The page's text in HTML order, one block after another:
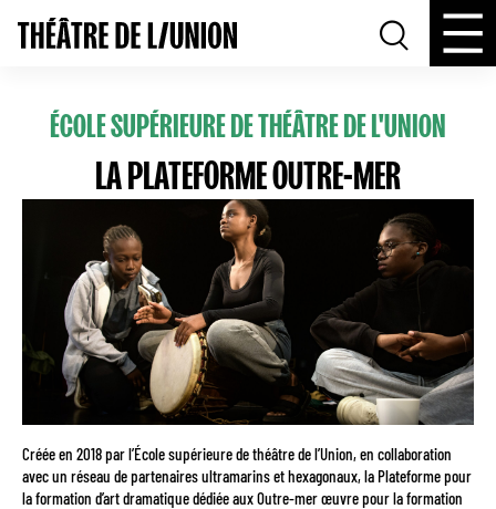
ÉCOLE SUPÉRIEURE DE THÉÂTRE DE L'UNION
LA PLATEFORME OUTRE-MER
Créée en 2018 par l’École supérieure de théâtre de l’Union, en collaboration
avec un réseau de partenaires ultramarins et hexagonaux, la Plateforme pour
la formation d’art dramatique dédiée aux Outre-mer œuvre pour la formation